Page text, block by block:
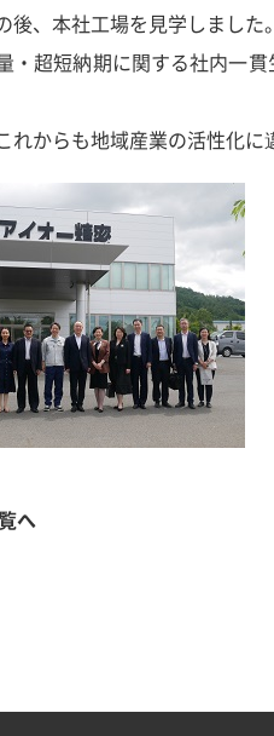
後、本社工場を見学しました。
・超短納期に関する社内一
れからも地域産業の活性化
へ